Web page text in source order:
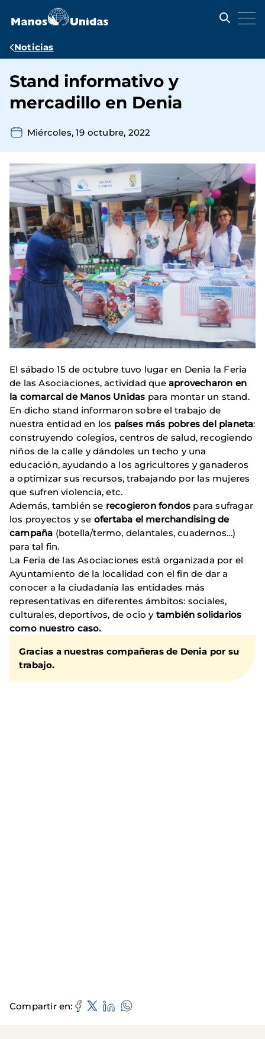
contenido
Ruta
navegación
Noticias
Stand informativo y
mercadillo en Denia
Miércoles, 19 octubre, 2022
El sábado 15 de octubre tuvo lugar en Denia la Feria
de las Asociaciones, actividad que aprovecharon en
la comarcal de Manos Unidas para montar un stand.
En dicho stand informaron sobre el trabajo de
nuestra entidad en los países más pobres del planeta:
construyendo colegios, centros de salud, recogiendo
niños de la calle y dándoles un techo y una
educación, ayudando a los agricultores y ganaderos
a optimizar sus recursos, trabajando por las mujeres
que sufren violencia, etc.
Además, también se recogieron fondos para sufragar
los proyectos y se ofertaba el merchandising de
campaña (botella/termo, delantales, cuadernos…)
para tal fin.
La Feria de las Asociaciones está organizada por el
Ayuntamiento de la localidad con el fin de dar a
conocer a la ciudadanía las entidades más
representativas en diferentes ámbitos: sociales,
culturales, deportivos, de ocio y también solidarios
como nuestro caso.
Gracias a nuestras compañeras de Denia por su
trabajo.
Compartir en